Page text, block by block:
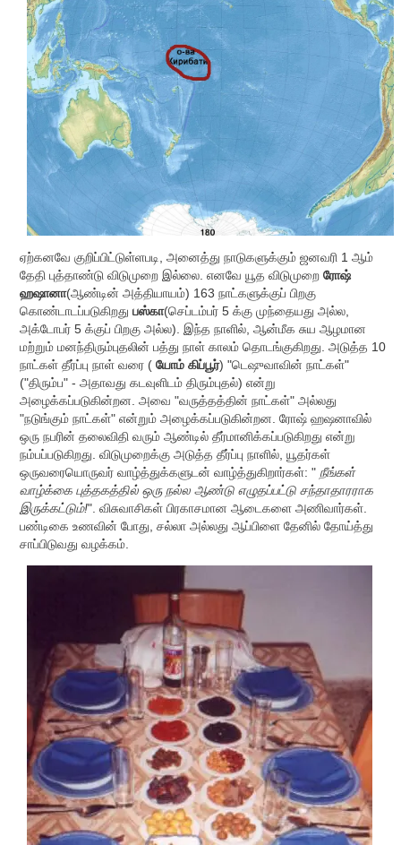
ஏற்கனவே குறிப்பிட்டுள்ளபடி, அனைத்து நாடுகளுக்கும் ஜனவரி 1 ஆம்
தேதி புத்தாண்டு விடுமுறை இல்லை. எனவே யூத விடுமுறை ரோஷ்
ஹஷானா(ஆண்டின் அத்தியாயம்) 163 நாட்களுக்குப் பிறகு
கொண்டாடப்படுகிறது பஸ்கா(செப்டம்பர் 5 க்கு முந்தையது அல்ல,
அக்டோபர் 5 க்குப் பிறகு அல்ல). இந்த நாளில், ஆன்மீக சுய ஆழமான
மற்றும் மனந்திரும்புதலின் பத்து நாள் காலம் தொடங்குகிறது. அடுத்த 10
நாட்கள் தீர்ப்பு நாள் வரை ( யோம் கிப்பூர்) "டெஷுவாவின் நாட்கள்"
("திரும்ப" - அதாவது கடவுளிடம் திரும்புதல்) என்று
அழைக்கப்படுகின்றன. அவை "வருத்தத்தின் நாட்கள்" அல்லது
"நடுங்கும் நாட்கள்" என்றும் அழைக்கப்படுகின்றன. ரோஷ் ஹஷனாவில்
ஒரு நபரின் தலைவிதி வரும் ஆண்டில் தீர்மானிக்கப்படுகிறது என்று
நம்பப்படுகிறது. விடுமுறைக்கு அடுத்த தீர்ப்பு நாளில், யூதர்கள்
ஒருவரையொருவர் வாழ்த்துக்களுடன் வாழ்த்துகிறார்கள்: " நீங்கள்
வாழ்க்கை புத்தகத்தில் ஒரு நல்ல ஆண்டு எழுதப்பட்டு சந்தாதாரராக
இருக்கட்டும்!". விசுவாசிகள் பிரகாசமான ஆடைகளை அணிவார்கள்.
பண்டிகை உணவின் போது, ​​சல்லா அல்லது ஆப்பிளை தேனில் தோய்த்து
சாப்பிடுவது வழக்கம்.